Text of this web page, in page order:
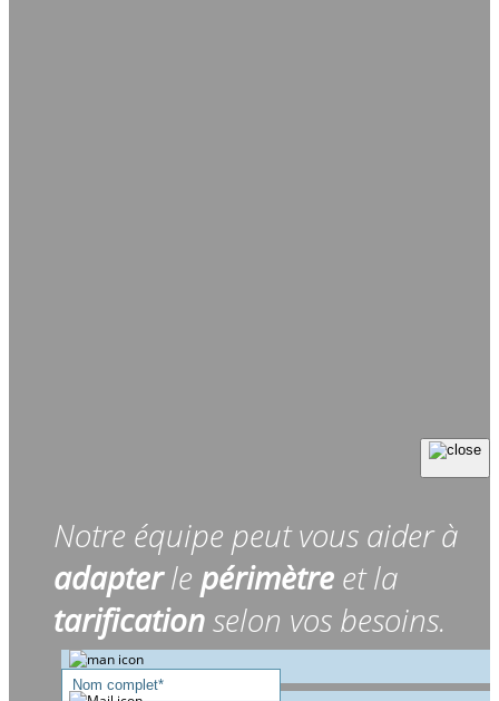
Notre équipe peut vous aider à
adapterle périmètre et la
tarificationselon vos besoins.